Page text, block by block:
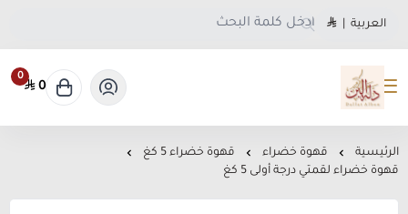
العربية
متجر دلة البن
0
0
الرئيسية قهوة خضراء
قهوة خضراء 5 كغ
قهوة خضراء لقمتي درجة أولى 5 كغ